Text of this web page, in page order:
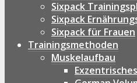
Sixpack
Sixpack
Sixpack für Frauen
Trainingsmethoden
Muskelaufbau